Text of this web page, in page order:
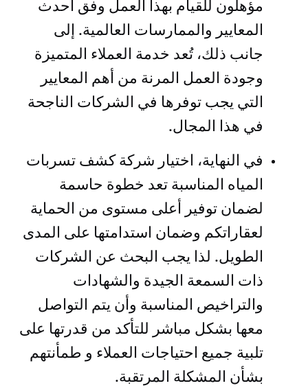
مؤهلون للقيام بهذا العمل وفق أحدث
المعايير والممارسات العالمية. إلى
جانب ذلك، تُعد خدمة العملاء المتميزة
وجودة العمل المرنة من أهم المعايير
التي يجب توفرها في الشركات الناجحة
في هذا المجال.
في النهاية، اختيار شركة كشف تسربات
المياه المناسبة تعد خطوة حاسمة
لضمان توفير أعلى مستوى من الحماية
لعقاراتكم وضمان استدامتها على المدى
الطويل. لذا يجب البحث عن الشركات
ذات السمعة الجيدة والشهادات
والتراخيص المناسبة وأن يتم التواصل
معها بشكل مباشر للتأكد من قدرتها على
تلبية جميع احتياجات العملاء و طمأنتهم
بشأن المشكلة المرتقبة.